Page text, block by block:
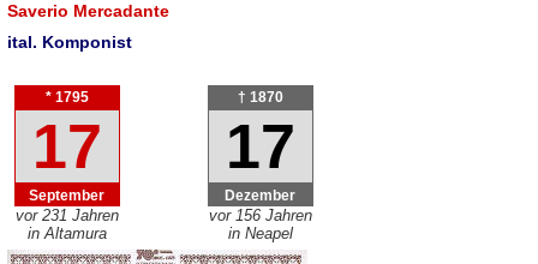
Saverio Mercadante
ital. Komponist
* 1795
17
September
vor 231 Jahren
in Altamura
† 1870
17
Dezember
vor 156 Jahren
in Neapel